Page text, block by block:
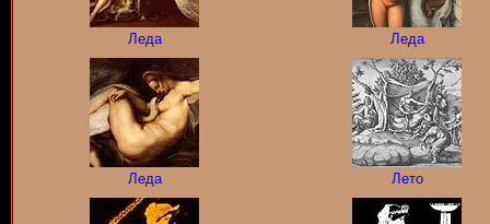
Леда Леда
Леда Лето